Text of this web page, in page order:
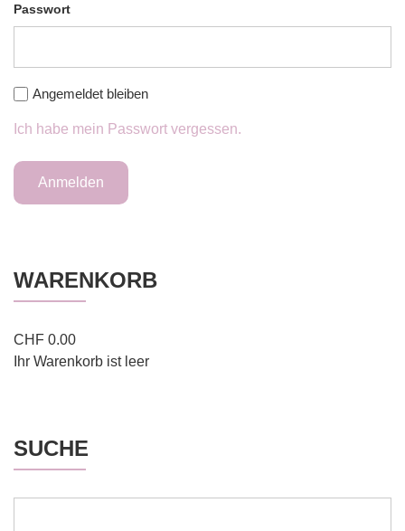
Passwort
Angemeldet bleiben
Ich habe mein Passwort vergessen.
WARENKORB
CHF 0.00
Ihr Warenkorb ist leer
SUCHE